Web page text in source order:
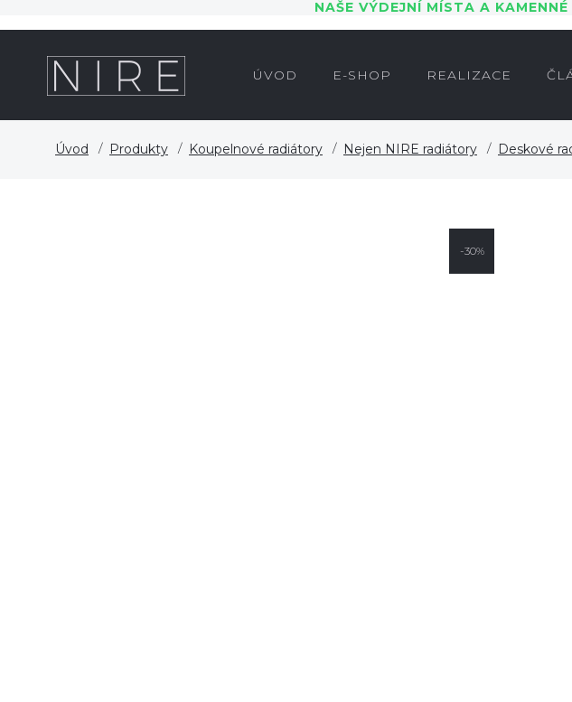
NAŠE VÝDEJNÍ MÍSTA A
ÚVOD E-SHOP REALIZACE
Úvod Produkty Koupelnové radiátory Nejen NIRE radiátory Deskové
-30%